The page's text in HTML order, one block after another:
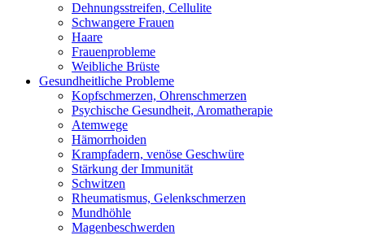
Dehnungsstreifen, Cellulite
Schwangere Frauen
Haare
Frauenprobleme
Weibliche Brüste
Gesundheitliche Probleme
Kopfschmerzen, Ohrenschmerzen
Psychische Gesundheit, Aromatherapie
Atemwege
Hämorrhoiden
Krampfadern, venöse Geschwüre
Stärkung der Immunität
Schwitzen
Rheumatismus, Gelenkschmerzen
Mundhöhle
Magenbeschwerden